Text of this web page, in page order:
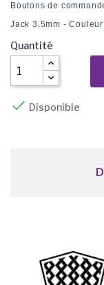
Boutons de
Jack 3.5mm -
Quantité
 Disponible